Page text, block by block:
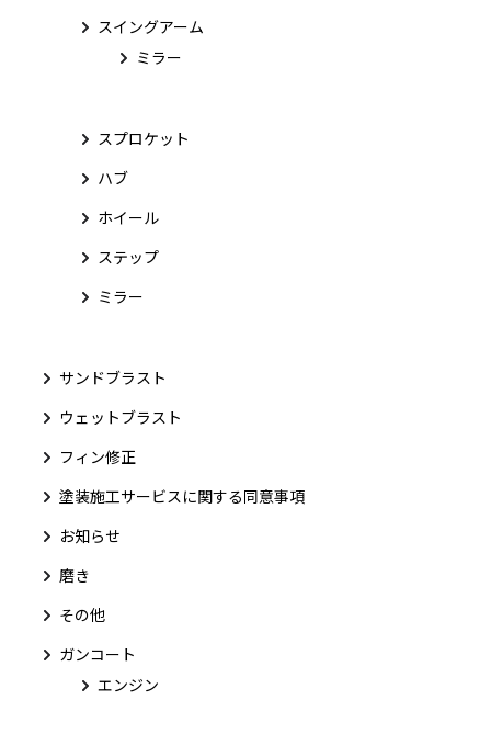
スイングアーム
ミラー
スプロケット
ハブ
ホイール
ステップ
ミラー
サンドブラスト
ウェットブラスト
フィン修正
塗装施工サービスに関する同意事項
お知らせ
磨き
その他
ガンコート
エンジン